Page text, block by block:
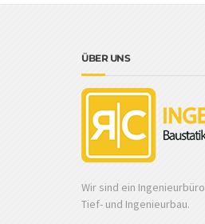
ÜBER UNS
Wir sind ein
Tief- und Ingenieurbau.